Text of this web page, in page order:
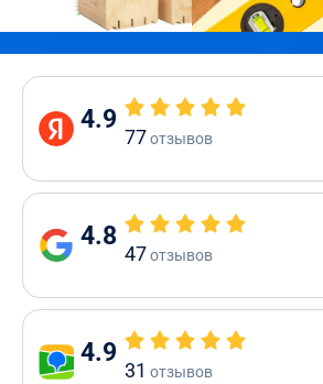
4.9
77отзывов
4.8
47отзывов
4.9
31 отзывов